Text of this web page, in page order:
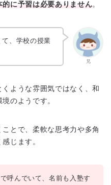
に予習は必要ありません。
兄
、学校の授業
ような雰囲気ではなく、和
のようです。
とで、柔軟な思考力や多角
じます。
呼んでいて、名前も入塾す